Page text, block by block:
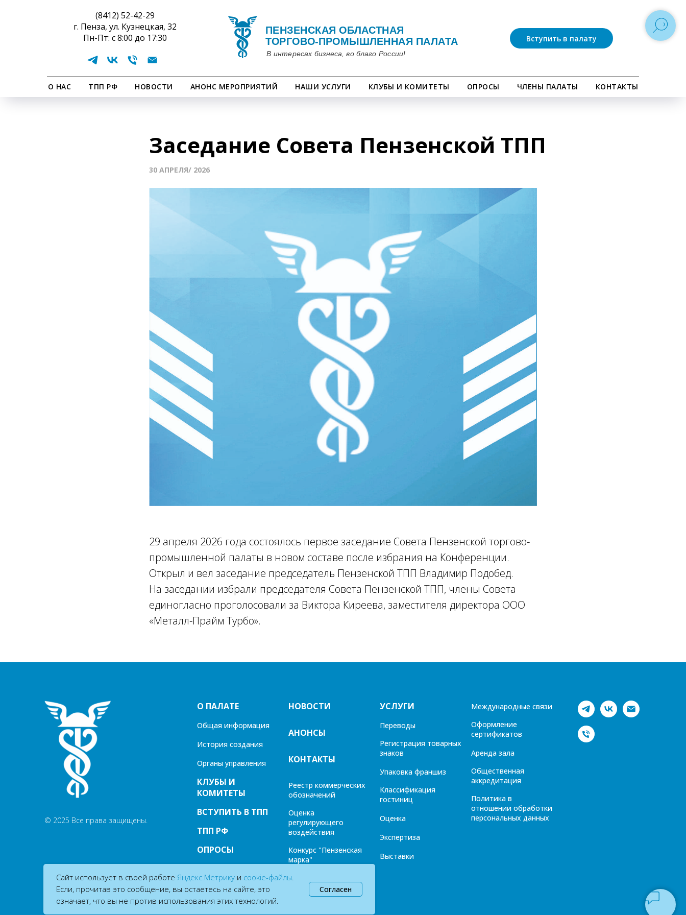
(8412) 52-42-29
г. Пенза, ул. Кузнецкая, 32
Пн-Пт: с 8:00 до 17:30
Вступить в палату
О НАС ТПП РФ НОВОСТИ АНОНС МЕРОПРИЯТИЙ НАШИ УСЛУГИ КЛУБЫ И КОМИТЕТЫ ОПРОСЫ ЧЛЕНЫ ПАЛАТЫ КОНТАКТЫ
Сайт использует в своей работе Яндекс.Метрику и cookie-файлы.
Если, прочитав это сообщение, вы остаетесь на сайте, это
означает, что вы не против использования этих технологий.
Согласен
Заседание Совета Пензенской ТПП
30 АПРЕЛЯ/ 2026
29 апреля 2026 года состоялось первое заседание Совета Пензенской торгово-
промышленной палаты в новом составе после избрания на Конференции.
Открыл и вел заседание председатель Пензенской ТПП Владимир Подобед.
На заседании избрали председателя Совета Пензенской ТПП, члены Совета
единогласно проголосовали за Виктора Киреева, заместителя директора ООО
«Металл-Прайм Турбо».
© 2025 Все права защищены.
О ПАЛАТЕ
Общая информация
История создания
Органы управления
КЛУБЫ И
КОМИТЕТЫ
ВСТУПИТЬ В ТПП
ТПП РФ
ОПРОСЫ
НОВОСТИ
АНОНСЫ
КОНТАКТЫ
Реестр коммерческих
обозначений
Оценка
регулирующего
воздействия
Конкурс "Пензенская
марка"
Газета "Диалог"
УСЛУГИ
Переводы
Регистрация товарных
знаков
Упаковка франшиз
Классификация
гостиниц
Оценка
Экспертиза
Выставки
Международные связи
Оформление
сертификатов
Аренда зала
Общественная
аккредитация
Политика в
отношении обработки
персональных данных